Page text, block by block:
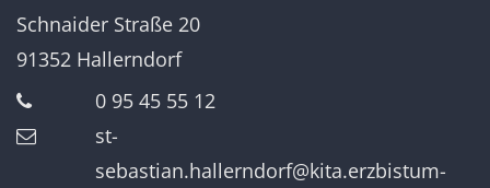
Schnaider Straße 20
91352 Hallerndorf
0 95 45 55 12
st-
sebastian.hallerndorf@kita.erzbistum-